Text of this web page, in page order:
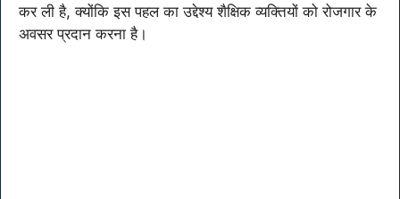
कर ली है, क्योंकि इस पहल का उद्देश्य शैक्षिक व्यक्तियों को रोजगार के
अवसर प्रदान करना है।